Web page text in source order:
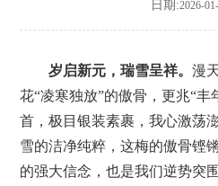
日期:2026-
岁启新元，瑞雪呈祥。漫
花“凌寒独放”的傲骨，更兆“丰
首，极目银装素裹，我心激荡
雪的洁净纯粹，这梅的傲骨铿
的强大信念 ，也是我们逆势突